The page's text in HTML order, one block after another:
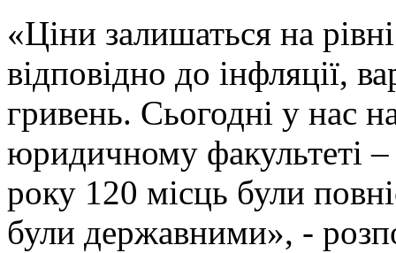
«Ціни залишаться на
відповідно до інфляції,
гривень. Сьогодні у нас
юридичному факультеті
року 120 місць були
були державними», -